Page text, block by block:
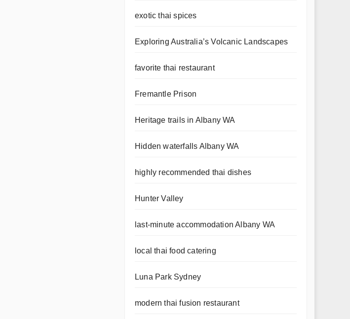
exotic thai spices
Exploring Australia’s Volcanic Landscapes
favorite thai restaurant
Fremantle Prison
Heritage trails in Albany WA
Hidden waterfalls Albany WA
highly recommended thai dishes
Hunter Valley
last-minute accommodation Albany WA
local thai food catering
Luna Park Sydney
modern thai fusion restaurant